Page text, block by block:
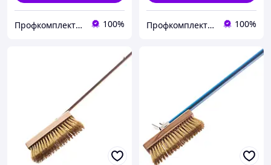
Профкомплект - Сервіс 100% Профкомплект - Сервіс 100%